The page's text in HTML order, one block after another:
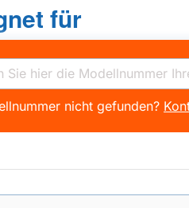
für
nicht gefunden?